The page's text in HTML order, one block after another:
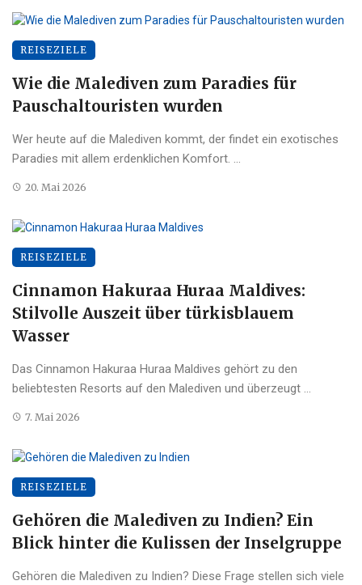
REISEZIELE
Wie die Malediven zum Paradies für
Pauschaltouristen wurden
Wer heute auf die Malediven kommt, der findet ein exotisches
Paradies mit allem erdenklichen Komfort. ...
20. Mai 2026
REISEZIELE
Cinnamon Hakuraa Huraa Maldives:
Stilvolle Auszeit über türkisblauem
Wasser
Das Cinnamon Hakuraa Huraa Maldives gehört zu den
beliebtesten Resorts auf den Malediven und überzeugt ...
7. Mai 2026
REISEZIELE
Gehören die Malediven zu Indien? Ein
Blick hinter die Kulissen der Inselgruppe
Gehören die Malediven zu Indien? Diese Frage stellen sich viele